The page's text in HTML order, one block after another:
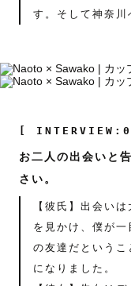
す。そして神奈川
[
お二人の出会いと
さい。
【彼氏】出会い
を見かけ、僕が
の友達だというこ
になりました。